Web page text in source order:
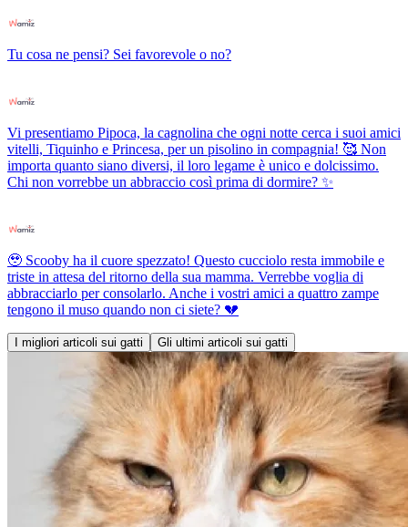
Tu cosa ne pensi? Sei favorevole o no?
Vi presentiamo Pipoca, la cagnolina che ogni notte cerca i suoi amici
vitelli, Tiquinho e Princesa, per un pisolino in compagnia! 🥰 Non
importa quanto siano diversi, il loro legame è unico e dolcissimo.
Chi non vorrebbe un abbraccio così prima di dormire? ✨
🥹 Scooby ha il cuore spezzato! Questo cucciolo resta immobile e
triste in attesa del ritorno della sua mamma. Verrebbe voglia di
abbracciarlo per consolarlo. Anche i vostri amici a quattro zampe
tengono il muso quando non ci siete? 💔
I migliori articoli sui gatti Gli ultimi articoli sui gatti